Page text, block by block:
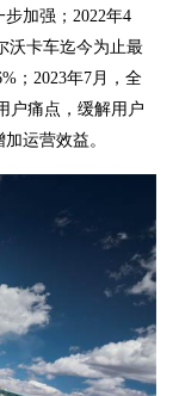
加强；2022年4
沃卡车迄今为止最
；2023年7月，全
户痛点，缓解用户
运营效益。